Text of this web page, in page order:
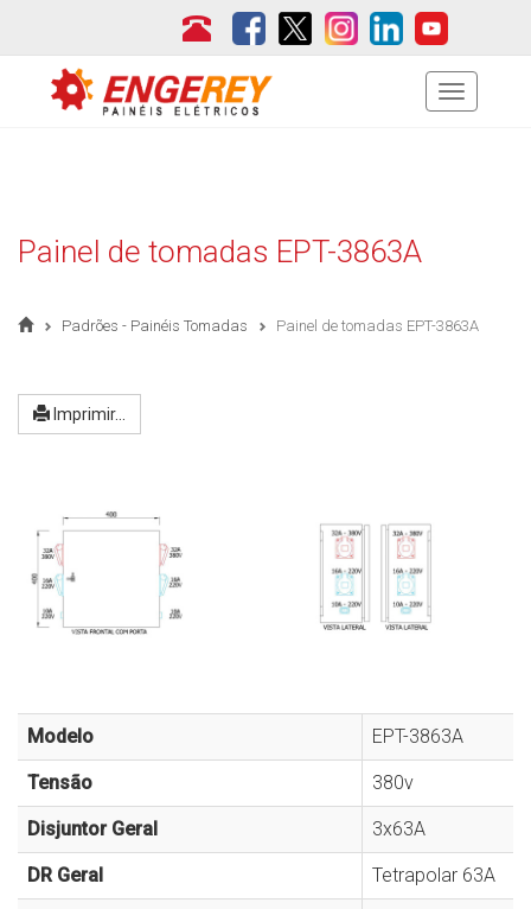
Menu
Painel de tomadas EPT-3863A
Padrões - Painéis Tomadas Painel de tomadas EPT-3863A
Imprimir...
Modelo EPT-3863A
Tensão 380v
Disjuntor Geral 3x63A
DR Geral Tetrapolar 63A